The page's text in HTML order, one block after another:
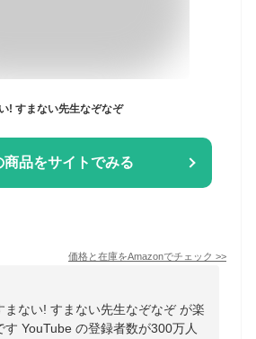
! すまない先生なぞなぞ
商品をサイトでみる
価格と在庫をAmazonでチェック >>
まない! すまない先生なぞなぞ が楽
す YouTube の登録者数が300万人